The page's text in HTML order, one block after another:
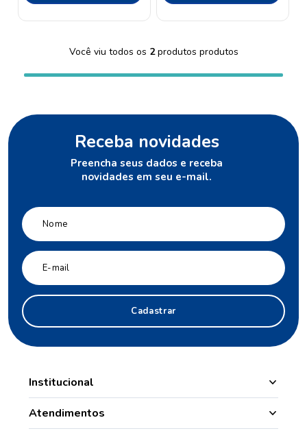
Você viu todos os 2produtos
Receba novidades
Preencha seus dados e receba
novidades em seu e-mail.
Cadastrar
Institucional
Manipulação
Atendimentos